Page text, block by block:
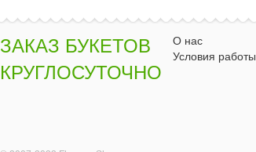
ЗАКАЗ БУКЕТОВ
КРУГЛОСУТОЧНО
О нас
Условия работы